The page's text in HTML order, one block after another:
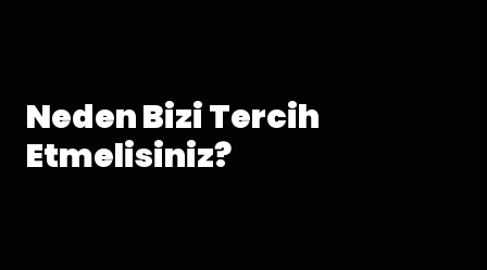
Neden Bizi Tercih
Etmelisiniz?